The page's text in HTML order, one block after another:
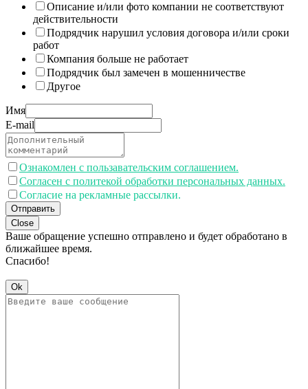
Описание и/или фото компании не соответствуют
действительности
Подрядчик нарушил условия договора и/или сроки
работ
Компания больше не работает
Подрядчик был замечен в мошенничестве
Другое
Имя
E-mail
Ознакомлен с пользавательским соглашением.
Согласен с политекой обработки персональных данных.
Согласие на рекламные рассылки.
Отправить
Close
Ваше обращение успешно отправлено и будет обработано в
ближайшее время.
Спасибо!
Ok